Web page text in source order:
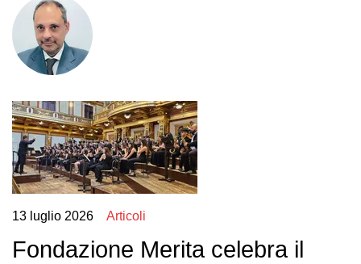
13 luglio 2026 Articoli
Fondazione Merita celebra il